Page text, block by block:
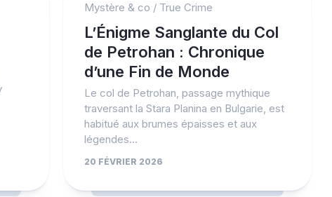
Mystère & co / True Crime
L’Énigme Sanglante du Col
de Petrohan : Chronique
d’une Fin de Monde
Le col de Petrohan, passage mythique
traversant la Stara Planina en Bulgarie, est
habitué aux brumes épaisses et aux
légendes...
20 FÉVRIER 2026